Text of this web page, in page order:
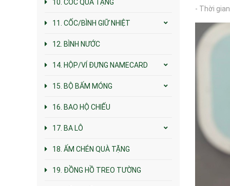
- Thời
10. CỐC QUÀ TẶNG
11. CỐC/BÌNH GIỮ NHIỆT
12. BÌNH NƯỚC
14. HỘP/VÍ ĐỰNG NAMECARD
15. BỘ BẤM MÓNG
16. BAO HỘ CHIẾU
17. BA LÔ
18. ẤM CHÉN QUÀ TẶNG
19. ĐỒNG HỒ TREO TƯỜNG